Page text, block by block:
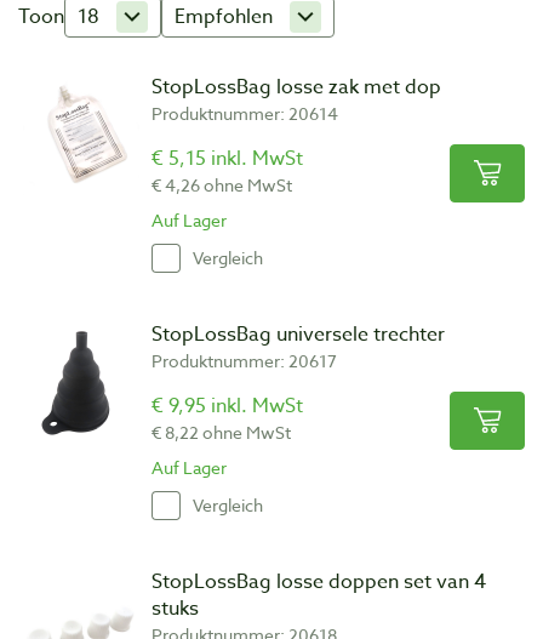
Toon 18 Empfohlen
StopLossBag losse zak met dop
Produktnummer: 20614
€ 5,15 inkl. MwSt
€ 4,26 ohne MwSt
Auf Lager
Vergleich
StopLossBag universele trechter
Produktnummer: 20617
€ 9,95 inkl. MwSt
€ 8,22 ohne MwSt
Auf Lager
Vergleich
StopLossBag losse doppen set van 4
stuks
Produktnummer: 20618